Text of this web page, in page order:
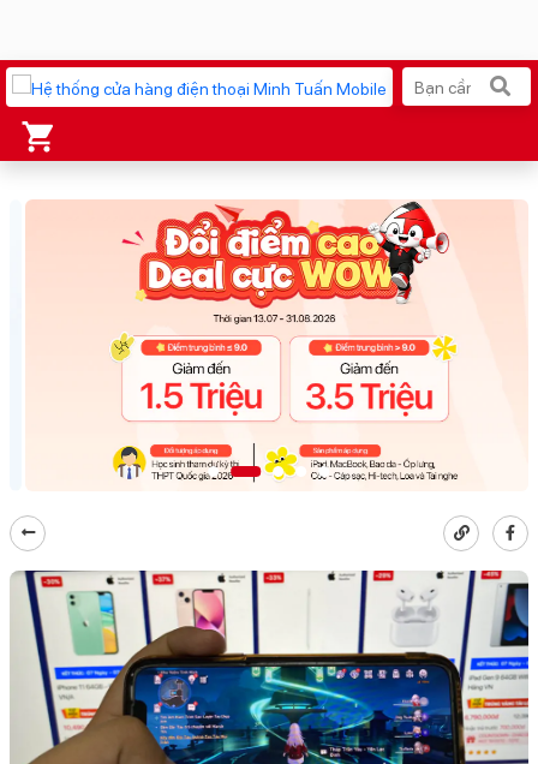
iPhone 17 Pro Max MacBook Neo giá tốt
AirTag 2 Mới Galaxy Z8 Series
AirPods 4 OPPO Reno16
Apple Watch S11 Ốp lưng Pitaka